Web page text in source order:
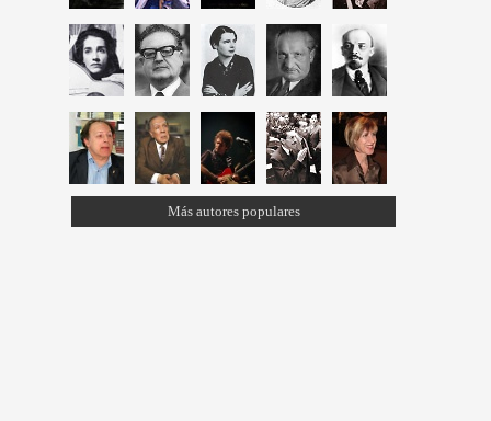
Más autores populares